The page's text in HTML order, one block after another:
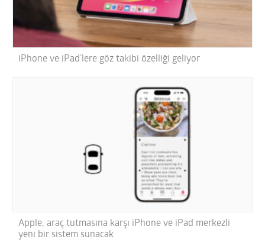
iPhone ve iPad’lere göz takibi özelliği geliyor
Apple, araç tutmasına karşı iPhone ve iPad merkezli
yeni bir sistem sunacak